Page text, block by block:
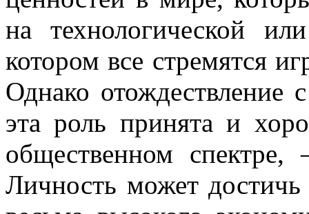
на технологической
котором все стремятся
Однако отождествление
эта роль принята и
общественном
Личность может